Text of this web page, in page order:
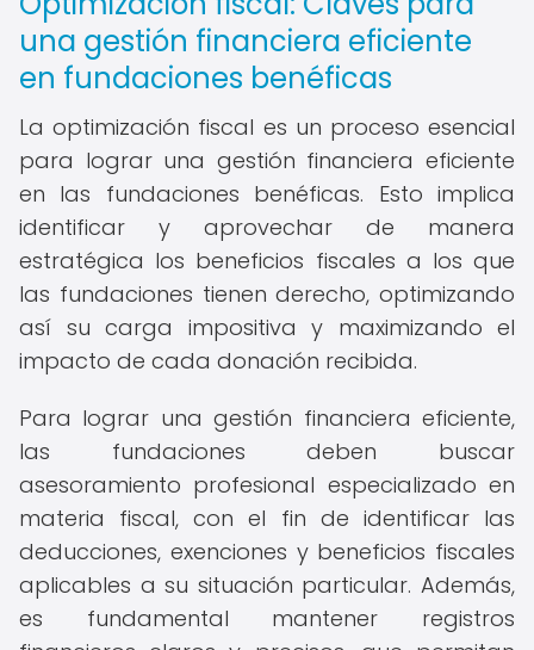
una gestión financiera eficiente
en fundaciones benéficas
La optimización fiscal es un proceso esencial
para lograr una gestión financiera eficiente
en las fundaciones benéficas. Esto implica
identificar y aprovechar de manera
estratégica los beneficios fiscales a los que
las fundaciones tienen derecho, optimizando
así su carga impositiva y maximizando el
impacto de cada donación recibida.
Para lograr una gestión financiera eficiente,
las fundaciones deben buscar
asesoramiento profesional especializado en
materia fiscal, con el fin de identificar las
deducciones, exenciones y beneficios fiscales
aplicables a su situación particular. Además,
es fundamental mantener registros